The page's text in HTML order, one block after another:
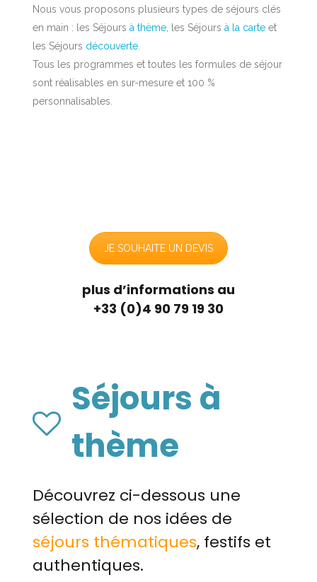
Nous vous proposons plusieurs types de séjours clés
en main : les Séjoursà thème , les Séjoursà la carte et
les Séjours découverte
Tous les programmes et toutes les formules de séjour
sont réalisables en sur-mesure et 100 %
personnalisables.
JE SOUHAITE UN DEVIS
plus d’informations au
+33 (0)4 90 79 19 30
Séjours à
thème
Découvrez ci-dessous une
sélection de nos idées de
séjours thématiques, festifs et
authentiques.